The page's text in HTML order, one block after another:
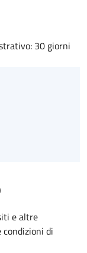
30 giorni
e altre
di